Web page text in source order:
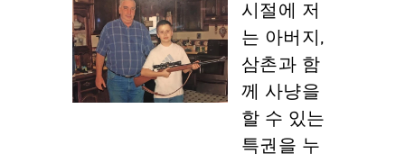
시절에 저
는 아버지,
삼촌과 함
께 사냥을
할 수 있는
특권을 누